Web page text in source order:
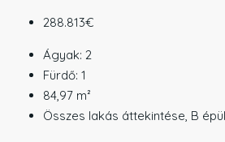
288.813€
Ágyak: 2
Fürdő: 1
84,97 m²
Összes lakás áttekintése, B